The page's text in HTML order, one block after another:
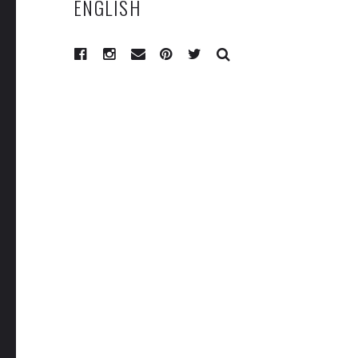
ENGLISH